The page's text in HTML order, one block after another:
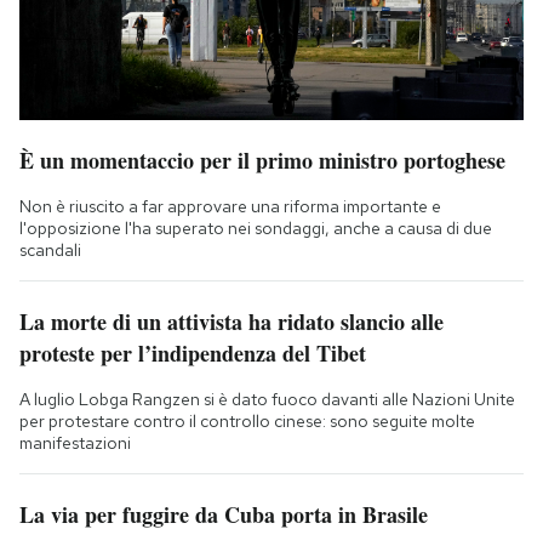
È un momentaccio per il primo ministro portoghese
Non è riuscito a far approvare una riforma importante e
l'opposizione l'ha superato nei sondaggi, anche a causa di due
scandali
La morte di un attivista ha ridato slancio alle
proteste per l’indipendenza del Tibet
A luglio Lobga Rangzen si è dato fuoco davanti alle Nazioni Unite
per protestare contro il controllo cinese: sono seguite molte
manifestazioni
La via per fuggire da Cuba porta in Brasile